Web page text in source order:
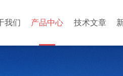
我们 产品中心 技术文章